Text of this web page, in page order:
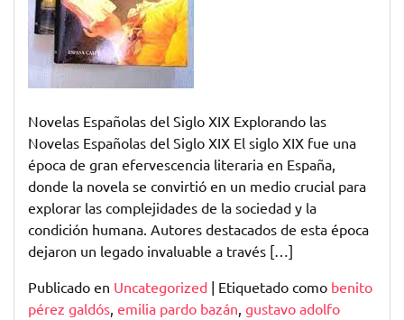
Mirada
al
Pasado
Literario
Novelas Españolas del Siglo XIX Explorando las
Novelas Españolas del Siglo XIX El siglo XIX fue una
época de gran efervescencia literaria en España,
donde la novela se convirtió en un medio crucial para
explorar las complejidades de la sociedad y la
condición humana. Autores destacados de esta época
dejaron un legado invaluable a través […]
Publicado en Uncategorized | Etiquetado como benito
pérez galdós, emilia pardo bazán, gustavo adolfo